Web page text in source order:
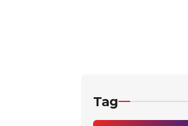
Tag